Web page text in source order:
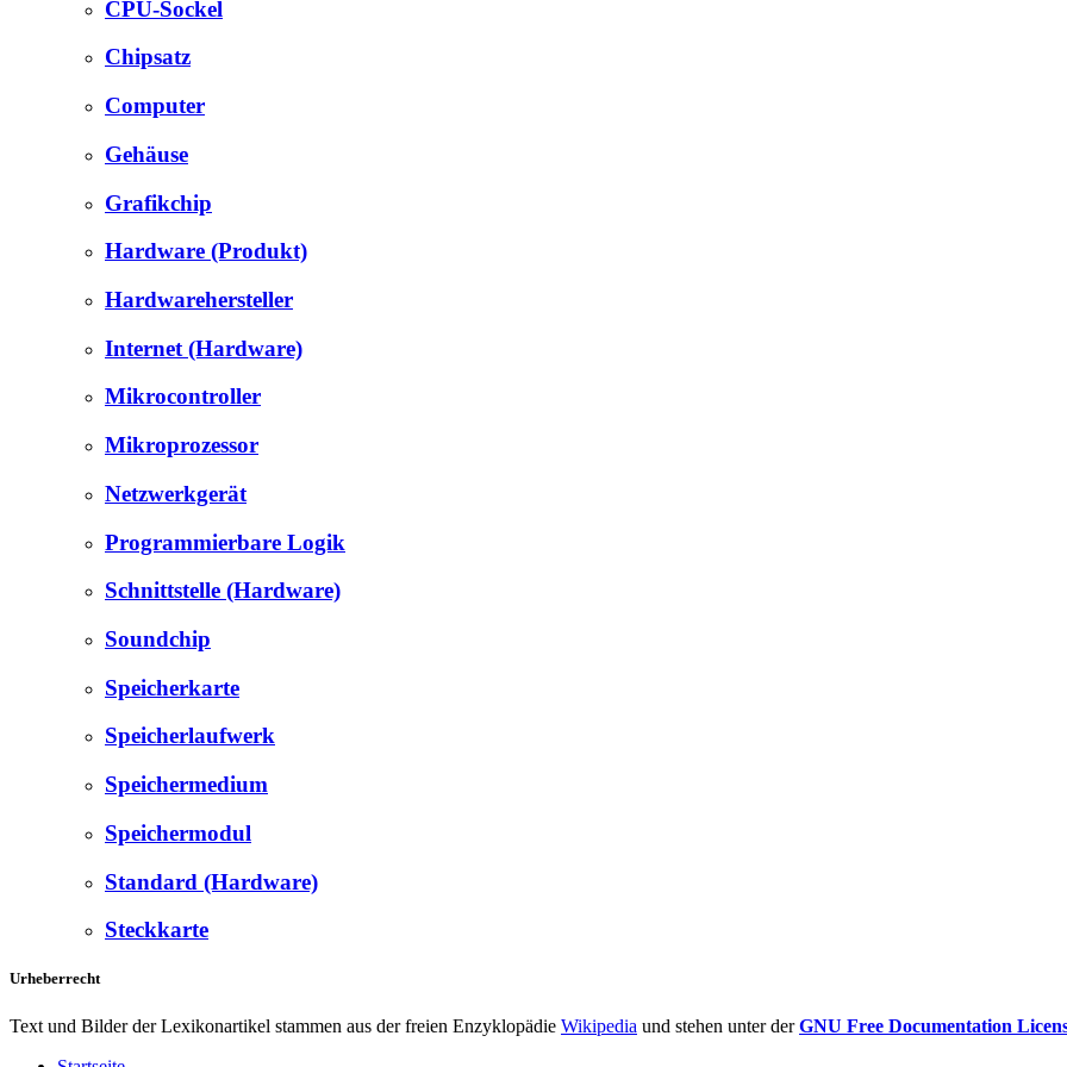
CPU-Sockel
Chipsatz
Computer
Gehäuse
Grafikchip
Hardware (Produkt)
Hardwarehersteller
Internet (Hardware)
Mikrocontroller
Mikroprozessor
Netzwerkgerät
Programmierbare Logik
Schnittstelle (Hardware)
Soundchip
Speicherkarte
Speicherlaufwerk
Speichermedium
Speichermodul
Standard (Hardware)
Steckkarte
Urheberrecht
Text und Bilder der Lexikonartikel stammen aus der freien Enzyklopädie Wikipedia und stehen unter derGNU Free Documentation